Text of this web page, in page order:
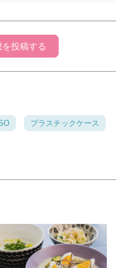
投稿する
プラスチックケース